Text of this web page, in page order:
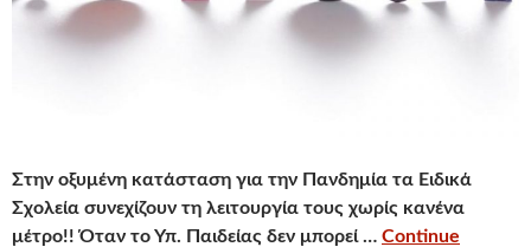
Στην οξυμένη κατάσταση για την Πανδημία τα Ειδικά
Σχολεία συνεχίζουν τη λειτουργία τους χωρίς κανένα
μέτρο!! Όταν το Υπ. Παιδείας δεν μπορεί … Continue